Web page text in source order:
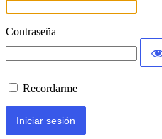
Contraseña
Recordarme